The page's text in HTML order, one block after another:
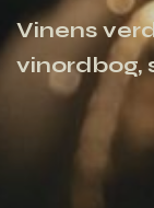
Vinens
vinordbog,